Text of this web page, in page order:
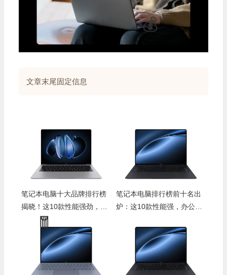
文章末尾固定信息
笔记本电脑十大品牌排行榜
揭晓！这10款性能强劲，办
公娱乐全搞定
笔记本电脑排行榜前十名出
炉：这10款性能强，办公游
💰